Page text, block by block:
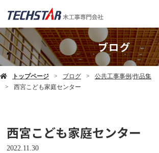
ブログ
トップページ ブログ 公共工事事例/作品集
西宮こども家庭センター
西宮こども家庭センター
2022.11.30